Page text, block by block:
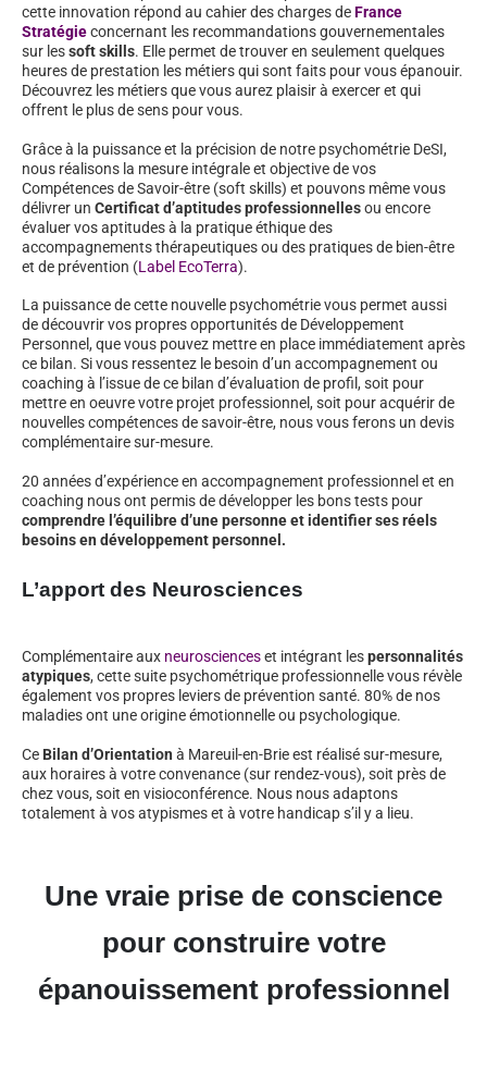
cette innovation répond au cahier des charges deFrance
Stratégieconcernant les recommandations gouvernementales
sur lessoft skills. Elle permet de trouver en seulement quelques
heures de prestation les métiers qui sont faits pour vous épanouir.
Découvrez les métiers que vous aurez plaisir à exercer et qui
offrent le plus de sens pour vous.
Grâce à la puissance et la précision de notre psychométrie DeSI,
nous réalisons la mesure intégrale et objective de vos
Compétences de Savoir-être (soft skills) et pouvons même vous
délivrer un Certificat d’aptitudes professionnellesou encore
évaluer vos aptitudes à la pratique éthique des
accompagnements thérapeutiques ou des pratiques de bien-être
et de prévention (Label EcoTerra).
La puissance de cette nouvelle psychométrie vous permet aussi
de découvrir vos propres opportunités de Développement
Personnel, que vous pouvez mettre en place immédiatement après
ce bilan. Si vous ressentez le besoin d’un accompagnement ou
coaching à l’issue de ce bilan d’évaluation de profil, soit pour
mettre en oeuvre votre projet professionnel, soit pour acquérir de
nouvelles compétences de savoir-être, nous vous ferons un devis
complémentaire sur-mesure.
20 années d’expérience en accompagnement professionnel et en
coaching nous ont permis de développer les bons tests pour
comprendre l’équilibre d’une personne et identifier ses réels
besoins en développement personnel.
L’apport des Neurosciences
Complémentaire aux neuroscienceset intégrant lespersonnalités
atypiques, cette suite psychométrique professionnelle vous révèle
également vos propres leviers de prévention santé. 80% de nos
maladies ont une origine émotionnelle ou psychologique.
Ce Bilan d’Orientation à Mareuil-en-Brie est réalisé sur-mesure,
aux horaires à votre convenance (sur rendez-vous), soit près de
chez vous, soit en visioconférence. Nous nous adaptons
totalement à vos atypismes et à votre handicap s’il y a lieu.
Une vraie prise de conscience
pour construire votre
épanouissement professionnel